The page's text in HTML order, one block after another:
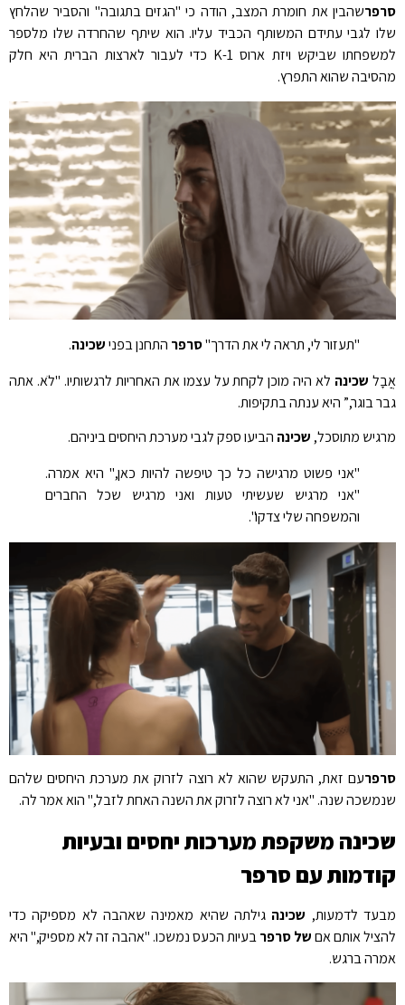
שהבין את חומרת המצב, הודה כי "הגזים בתגובה" והסביר שהלחץ
לגבי עתידם המשותף הכביד עליו. הוא שיתף שהחרדה שלו מלספר
למשפחתו שביקש ויזת ארוס K-1 כדי לעבור לארצות הברית היא חלק
שהוא התפרץ.
"תעזור לי, תראה לי את הדרך"סרפרהתחנן בפנישכינה.
שכינהלא היה מוכן לקחת על עצמו את האחריות לרגשותיו. "לֹא. אתה
בוגר,” היא ענתה בתקיפות.
מתוסכל,שכינההביעו ספק לגבי מערכת היחסים ביניהם.
"אני פשוט מרגישה כל כך טיפשה להיות כאן," היא אמרה.
"אני מרגיש שעשיתי טעות ואני מרגיש שכל החברים
והמשפחה שלי צדקו".
עם זאת, התעקש שהוא לא רוצה לזרוק את מערכת היחסים שלהם
שנה. "אני לא רוצה לזרוק את השנה האחת לזבל," הוא אמר לה.
משקפת מערכות יחסים ובעיות
עם סרפר
לדמעות,שכינהגילתה שהיא מאמינה שאהבה לא מספיקה כדי
אותם אםשל סרפרבעיות הכעס נמשכו. "אהבה זה לא מספיק," היא
ברגש.